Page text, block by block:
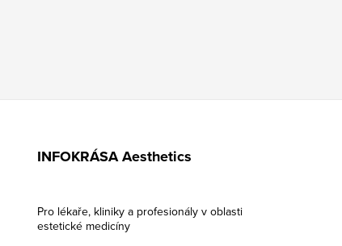
INFOKRÁSA Aesthetics
Pro lékaře, kliniky a profesionály v oblasti
estetické medicíny